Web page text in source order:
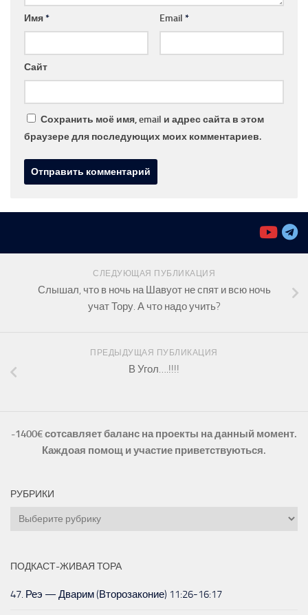
Имя* Email *
Сайт
Сохранить моё имя, email и адрес сайта в этом
браузере для последующих моих комментариев.
СЛЕДУЮЩАЯ ПУБЛИКАЦИЯ
Слышал, что в ночь на Шавуот не спят и всю ночь
учат Тору. А что надо учить?
ПРЕДЫДУЩАЯ ПУБЛИКАЦИЯ
В Угол….!!!!
-1400€ сотсавляет баланс на проекты на данный момент.
Каждоая помощ и участие приветствуються.
РУБРИКИ
Рубрики
ПОДКАСТ-ЖИВАЯ ТОРА
47. Реэ — Дварим (Второзаконие) 11:26-16:17